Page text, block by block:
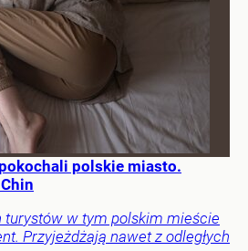
polskie miasto.
turystów w tym polskim mieście
Przyjeżdżają nawet z odległych